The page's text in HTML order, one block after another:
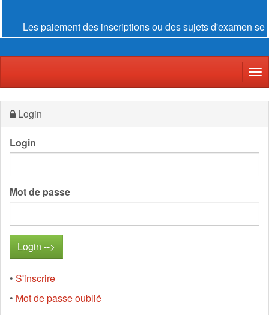
Les paiement des inscriptions ou des sujets d'examen se
Login
Login
Mot de passe
• S'inscrire
• Mot de passe oublié